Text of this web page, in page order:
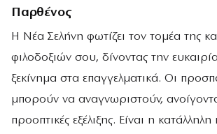
Παρθένος
Η Νέα Σελήνη φωτίζει τον τομέα της
φιλοδοξιών σου, δίνοντας την
ξεκίνημα στα επαγγελματικά. Οι
μπορούν να αναγνωριστούν,
προοπτικές εξέλιξης. Είναι η